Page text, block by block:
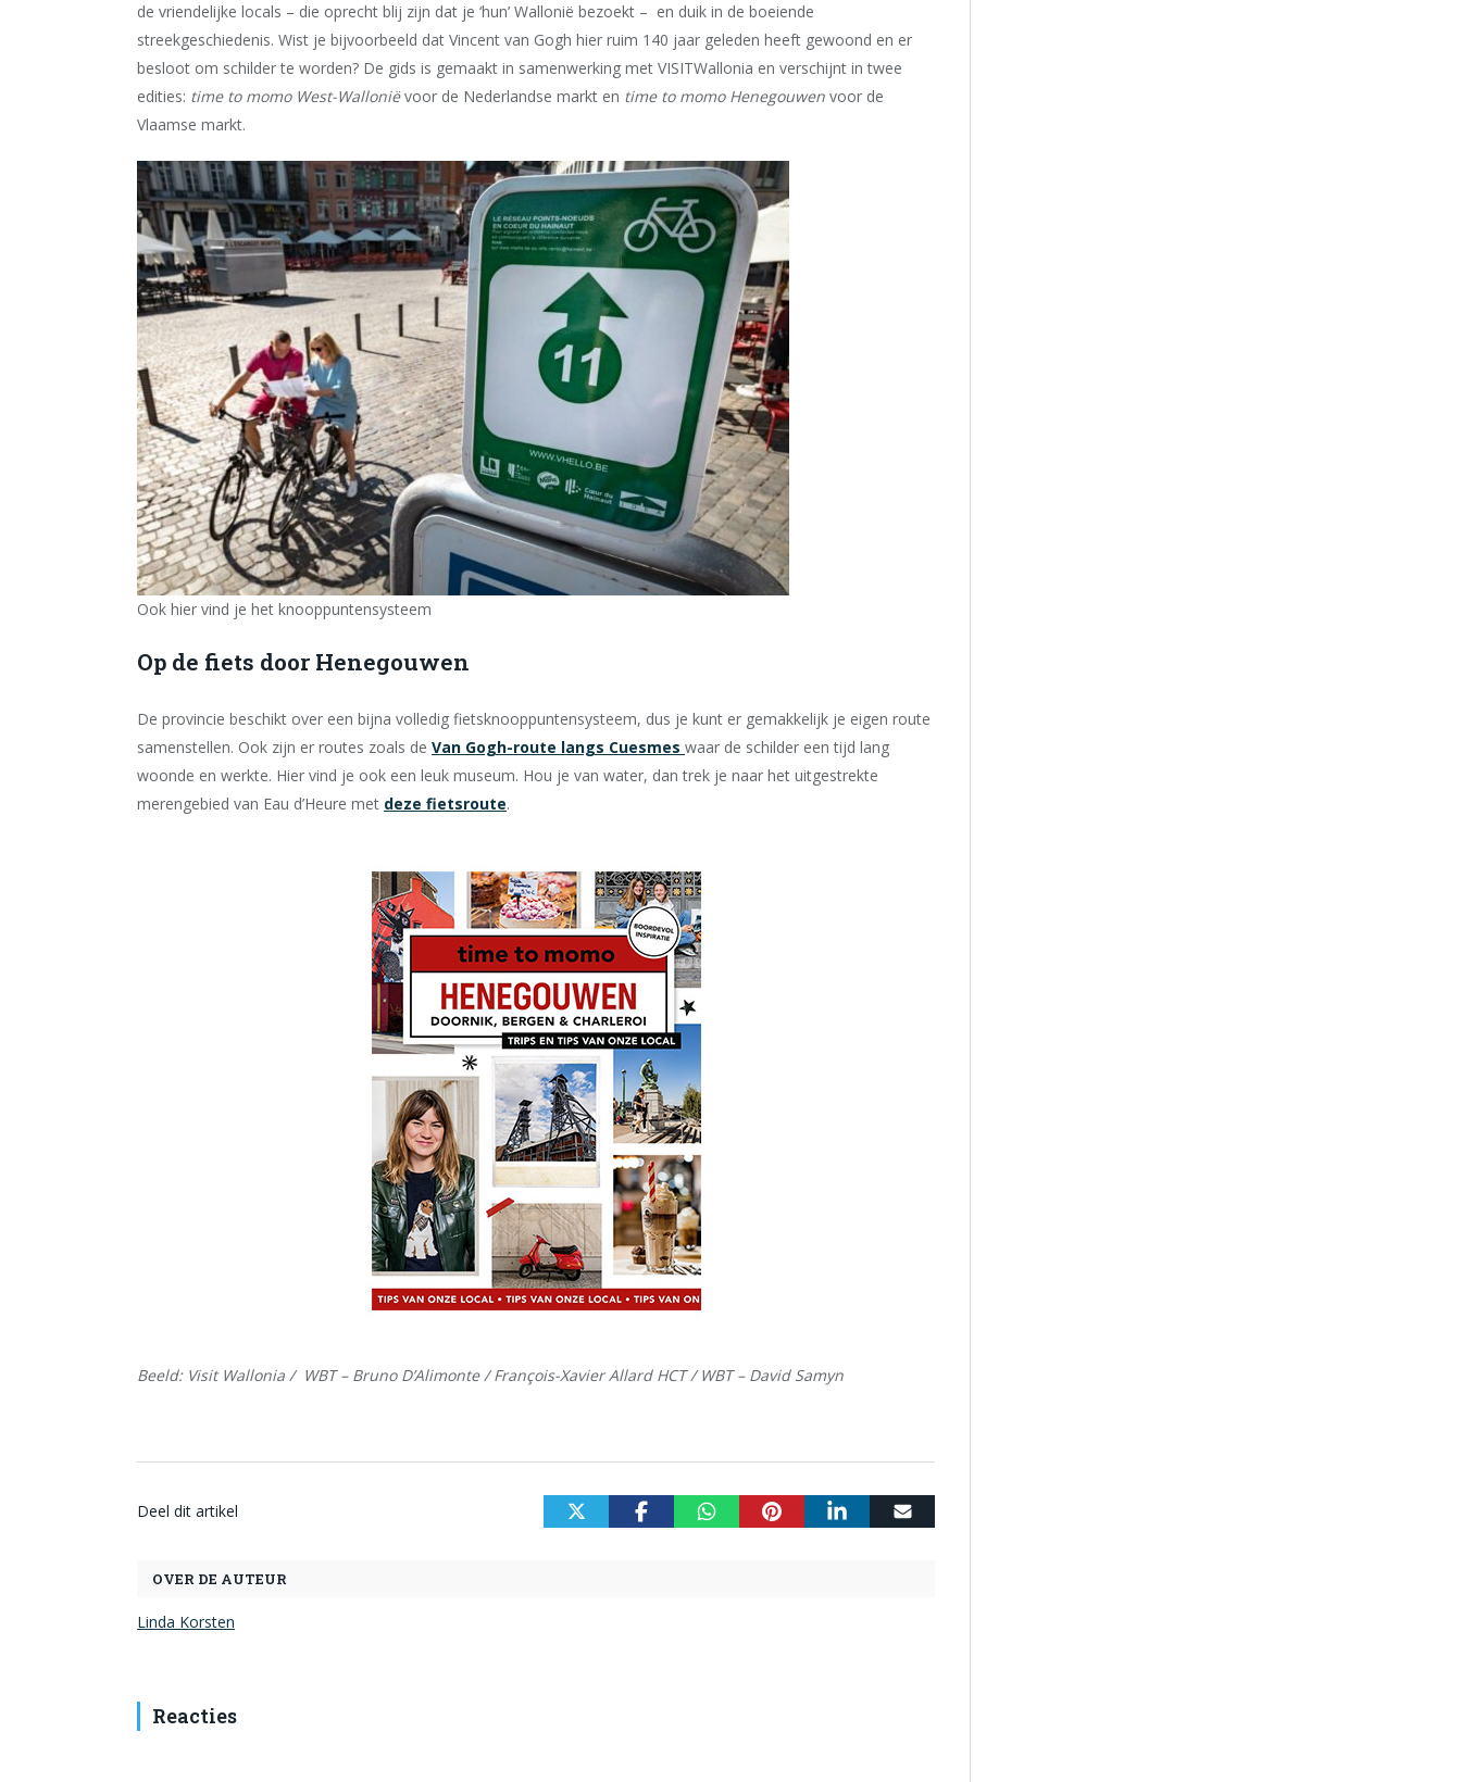
de vriendelijke locals – die oprecht blij zijn dat je ‘hun’ Wallonië bezoekt – en duik in de boeiende
streekgeschiedenis. Wist je bijvoorbeeld dat Vincent van Gogh hier ruim 140 jaar geleden heeft gewoond en er
besloot om schilder te worden? De gids is gemaakt in samenwerking met VISITWallonia en verschijnt in twee
edities: time to momo West-Walloniëvoor de Nederlandse markt en time to momo Henegouwen voor de
Vlaamse markt.
Ook hier vind je het knooppuntensysteem
Op de fiets door Henegouwen
De provincie beschikt over een bijna volledig fietsknooppuntensysteem, dus je kunt er gemakkelijk je eigen route
samenstellen. Ook zijn er routes zoals de Van Gogh-route langs Cuesmes waar de schilder een tijd lang
woonde en werkte. Hier vind je ook een leuk museum. Hou je van water, dan trek je naar het uitgestrekte
merengebied van Eau d’Heure met deze fietsroute.
Beeld: Visit Wallonia / WBT – Bruno D’Alimonte / François-Xavier Allard HCT / WBT – David Samyn
Deel dit artikel
OVER DE AUTEUR
Linda Korsten
Reacties